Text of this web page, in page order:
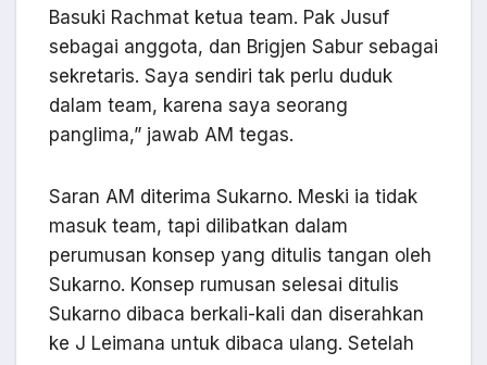
Basuki Rachmat ketua team. Pak Jusuf
sebagai anggota, dan Brigjen Sabur sebagai
sekretaris. Saya sendiri tak perlu duduk
dalam team, karena saya seorang
panglima,” jawab AM tegas.
Saran AM diterima Sukarno. Meski ia tidak
masuk team, tapi dilibatkan dalam
perumusan konsep yang ditulis tangan oleh
Sukarno. Konsep rumusan selesai ditulis
Sukarno dibaca berkali-kali dan diserahkan
ke J Leimana untuk dibaca ulang. Setelah